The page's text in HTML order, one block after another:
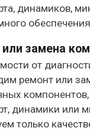
динамиков,
замена
от
ремонт или
компонентов,
динамики или
только